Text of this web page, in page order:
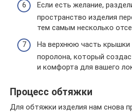
Если есть желание,
пространство изделия
тем самым несколько
На верхнюю часть крышки
поролона, который
и комфорта для вашего
Процесс обтяжки
Для обтяжки изделия нам снова